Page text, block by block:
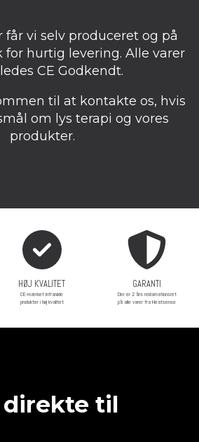
får vi selv produceret og på
for hurtig levering. Alle varer
CE Godkendt.
til at kontakte os, hvis
om lys terapi og vores
produkter.
HØJ KVALITET
CE-mærket infrarøde
produkter i høj kvalitet
GARANTI
Der er 2 års reklamationsret
på alle varer fra Heatsense
direkte til